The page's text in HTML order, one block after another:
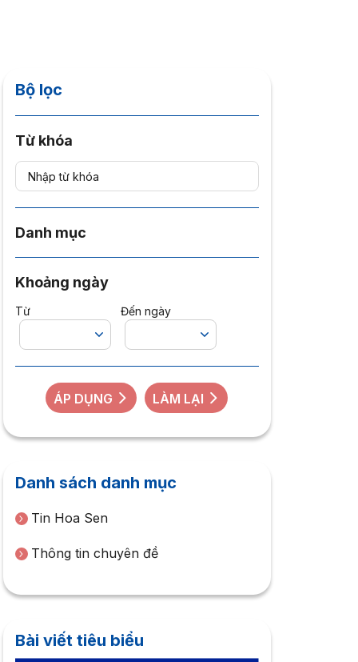
Bộ lọc
Từ khóa
Danh mục
Khoảng ngày
Từ Đến ngày
ÁP DỤNG LÀM LẠI
Danh sách danh mục
Tin Hoa Sen
Thông tin chuyên đề
Bài viết tiêu biểu